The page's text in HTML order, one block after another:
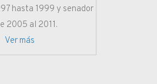
hasta 1999 y senador
2005 al 2011.
Ver más